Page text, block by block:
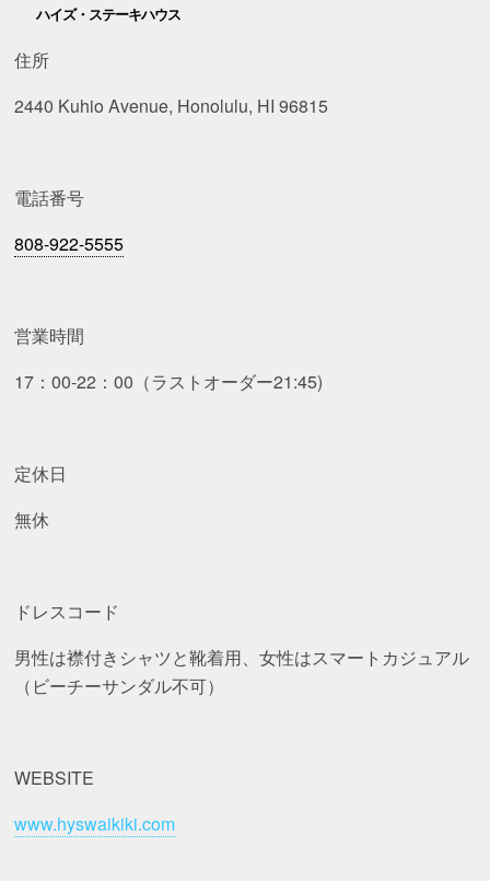
ハイズ・ステーキハウス
住所
2440 Kuhio Avenue, Honolulu, HI 96815
電話番号
808-922-5555
営業時間
17：00-22：00（ラストオーダー21:45)
定休日
無休
ドレスコード
男性は襟付きシャツと靴着用、女性はスマートカジュアル
（ビーチーサンダル不可）
WEBSITE
www.hyswaikiki.com